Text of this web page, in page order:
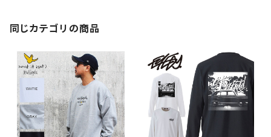
ゃれ 人気 安い ブランド
同じカテゴリの商品